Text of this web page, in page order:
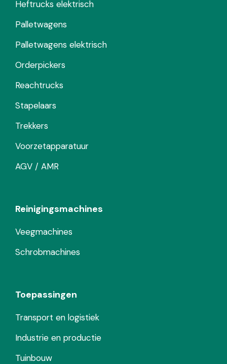
Heftrucks elektrisch
Palletwagens
Palletwagens elektrisch
Orderpickers
Reachtrucks
Stapelaars
Trekkers
Voorzetapparatuur
AGV / AMR
Reinigingsmachines
Veegmachines
Schrobmachines
Toepassingen
Transport en logistiek
Industrie en productie
Tuinbouw